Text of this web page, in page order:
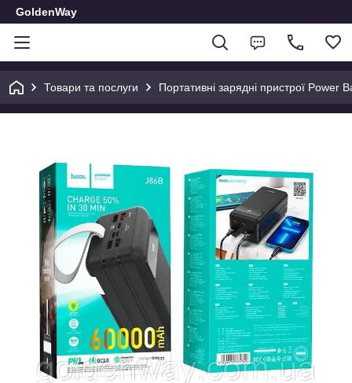
GoldenWay
Товари та послуги Портативні зарядні пристрої Power